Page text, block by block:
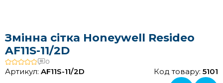
Змінна сітка Honeywell Resideo
AF11S-11/2D
0
Артикул: AF11S-11/2D Код товару: 5101